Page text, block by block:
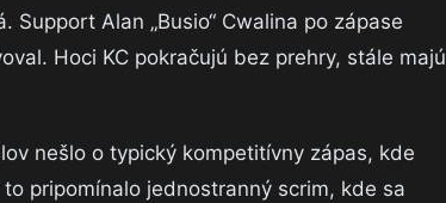
Alan „Busio“ Cwalina po zápase
Hoci KC pokračujú bez prehry, stále majú
nešlo o typický kompetitívny zápas, kde
pripomínalo jednostranný scrim, kde sa